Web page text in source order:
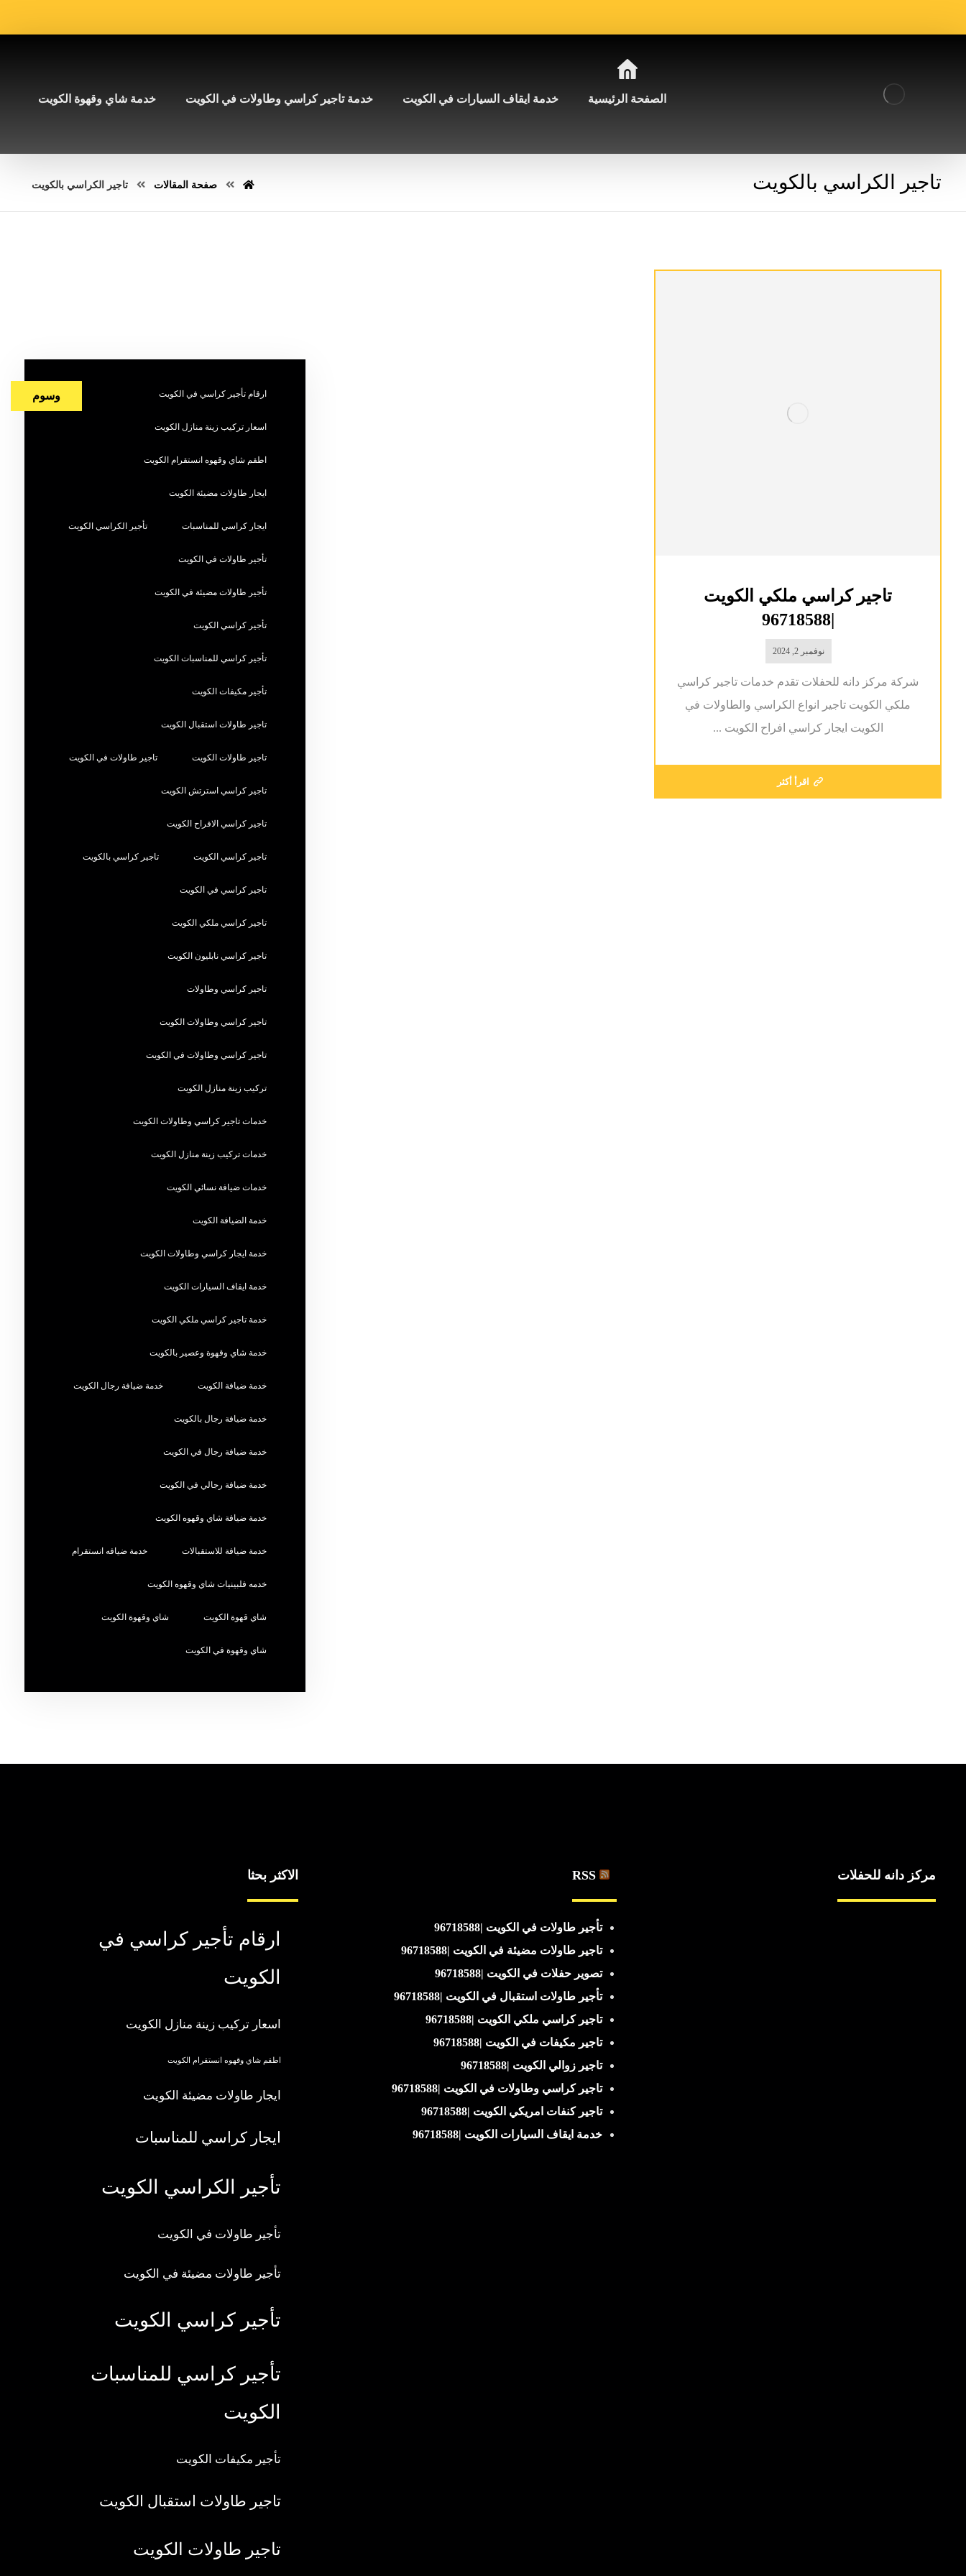
الصفحة الرئيسية خدمة ايقاف السيارات في الكويت خدمة تاجير كراسي وطاولات في الكويت خدمة شاي وقهوة الكويت
تاجير الكراسي بالكويت صفحة المقالات تاجير الكراسي بالكويت
تاجير كراسي ملكي الكويت
|96718588
نوفمبر 2, 2024
شركة مركز دانه للحفلات تقدم خدمات تاجير كراسي
ملكي الكويت تاجير انواع الكراسي والطاولات في
الكويت ايجار كراسي افراح الكويت ...
اقرأ أكثر
وسوم ارقام تأجير كراسي في الكويت
اسعار تركيب زينة منازل الكويت
اطقم شاي وقهوه انستقرام الكويت
ايجار طاولات مضيئة الكويت
ايجار كراسي للمناسبات تأجير الكراسي الكويت
تأجير طاولات في الكويت
تأجير طاولات مضيئة في الكويت
تأجير كراسي الكويت
تأجير كراسي للمناسبات الكويت
تأجير مكيفات الكويت
تاجير طاولات استقبال الكويت
تاجير طاولات الكويت تاجير طاولات في الكويت
تاجير كراسي استرتش الكويت
تاجير كراسي الافراح الكويت
تاجير كراسي الكويت تاجير كراسي بالكويت
تاجير كراسي في الكويت
تاجير كراسي ملكي الكويت
تاجير كراسي نابليون الكويت
تاجير كراسي وطاولات
تاجير كراسي وطاولات الكويت
تاجير كراسي وطاولات في الكويت
تركيب زينة منازل الكويت
خدمات تاجير كراسي وطاولات الكويت
خدمات تركيب زينة منازل الكويت
خدمات ضيافة نسائي الكويت
خدمة الضيافة الكويت
خدمة ايجار كراسي وطاولات الكويت
خدمة ايقاف السيارات الكويت
خدمة تاجير كراسي ملكي الكويت
خدمة شاي وقهوة وعصير بالكويت
خدمة ضيافة الكويت خدمة ضيافة رجال الكويت
خدمة ضيافة رجال بالكويت
خدمة ضيافة رجال في الكويت
خدمة ضيافة رجالي في الكويت
خدمة ضيافة شاي وقهوه الكويت
خدمة ضيافة للاستقبالات خدمة ضيافه انستقرام
خدمه فلبينيات شاي وقهوه الكويت
شاي قهوة الكويت شاي وقهوة الكويت
شاي وقهوة في الكويت
مركز دانه للحفلات RSS
تأجير طاولات في الكويت |96718588
تاجير طاولات مضيئة في الكويت |96718588
تصوير حفلات في الكويت |96718588
تأجير طاولات استقبال في الكويت |96718588
تاجير كراسي ملكي الكويت |96718588
تاجير مكيفات في الكويت |96718588
تاجير زوالي الكويت |96718588
تاجير كراسي وطاولات في الكويت |96718588
تاجير كنفات امريكي الكويت |96718588
خدمة ايقاف السيارات الكويت |96718588
الاكثر بحثا
ارقام تأجير كراسي في
الكويت
اسعار تركيب زينة منازل الكويت
اطقم شاي وقهوه انستقرام الكويت
ايجار طاولات مضيئة الكويت
ايجار كراسي للمناسبات
تأجير الكراسي الكويت
تأجير طاولات في الكويت
تأجير طاولات مضيئة في الكويت
تأجير كراسي الكويت
تأجير كراسي للمناسبات
الكويت
تأجير مكيفات الكويت
تاجير طاولات استقبال الكويت
تاجير طاولات الكويت